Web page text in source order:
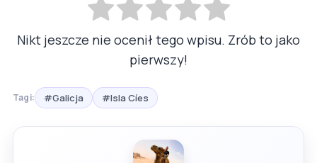
Nikt jeszcze nie ocenił tego wpisu. Zrób to jako
pierwszy!
Tagi: #Galicja #Isla Cíes